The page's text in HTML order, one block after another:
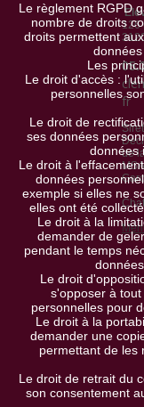
126
fr
de
Le règlement RGPD
nombre de droits
droits permettent
Les
Le droit d'accès :
personnelles
Le droit de
ses données
données
Le droit à
données
exemple si elles ne
elles ont été
Le droit à la
demander de
pendant le temps
Le droit
s'opposer à
personnelles pour
Le droit à la
demander une
permettant de les
Le droit de retrait du
son consentement